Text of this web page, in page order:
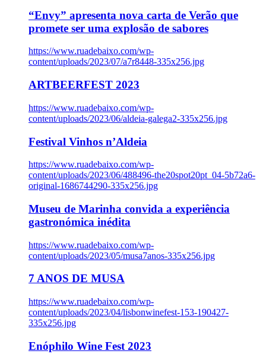
“Envy” apresenta nova carta de Verão que
promete ser uma explosão de sabores
https://www.ruadebaixo.com/wp-
content/uploads/2023/07/a7r8448-335x256.jpg
ARTBEERFEST 2023
https://www.ruadebaixo.com/wp-
content/uploads/2023/06/aldeia-galega2-335x256.jpg
Festival Vinhos n’Aldeia
https://www.ruadebaixo.com/wp-
content/uploads/2023/06/488496-the20spot20pt_04-5b72a6-
original-1686744290-335x256.jpg
Museu de Marinha convida a experiência
gastronómica inédita
https://www.ruadebaixo.com/wp-
content/uploads/2023/05/musa7anos-335x256.jpg
7 ANOS DE MUSA
https://www.ruadebaixo.com/wp-
content/uploads/2023/04/lisbonwinefest-153-190427-
335x256.jpg
Enóphilo Wine Fest 2023